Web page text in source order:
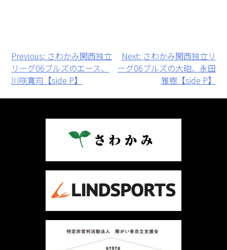
投
稿
ナ
Previous: さわかみ関西独立
リーグ06ブルズのエース、
川咲寛司【side P】
Next: さわかみ関西独立リ
ーグ06ブルズの大砲、永田
雅樹【side P】